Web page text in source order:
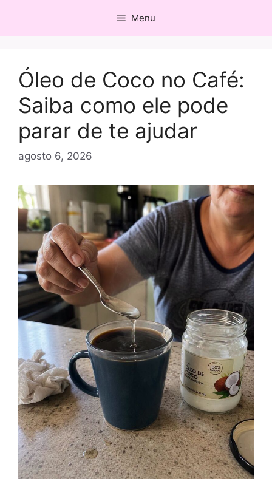
o
Menu
Óleo de Coco no Café:
Saiba como ele pode
parar de te ajudar
agosto 6, 2026